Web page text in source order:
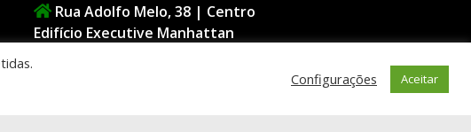
Rua Adolfo Melo, 38 | Centro
Edifício Executive Manhattan
Configurações Aceitar